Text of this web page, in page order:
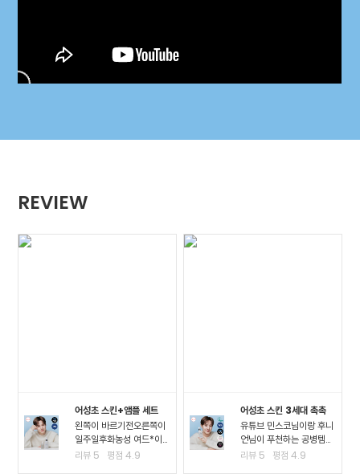
REVIEW
어성초 스킨+앰플 세트
왼쪽이 바르기전오른쪽이
일주일후화농성 여드*이
진짜 많이 진정되고 여드*
리뷰 5 평점4.9
어성초 스킨 3세대 촉촉
유튜브 민스코님이랑 후니
언님이 푸천하는 공병템이
라서 큰 맘먹고 샀는데요!!
리뷰 5 평점4.9